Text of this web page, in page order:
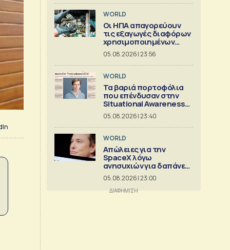
WORLD
Οι ΗΠΑ απαγορεύουν
τις εξαγωγές διαφόρων
χρησιμοποιημένων
κρίσιμων ορυκτών
05.08.2026 | 23:56
WORLD
Τα βαριά πορτοφόλια
που επένδυσαν στην
Situational Awareness
πριν καταρρεύσει
05.08.2026 | 23:40
WORLD
Απώλειες για την
SpaceX λόγω
ανησυχιών για δαπάνες
ΑΙ
05.08.2026 | 23:00